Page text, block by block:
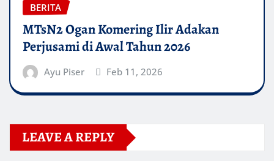
BERITA
MTsN2 Ogan Komering Ilir Adakan
Perjusami di Awal Tahun 2026
Ayu Piser Feb 11, 2026
LEAVE A REPLY